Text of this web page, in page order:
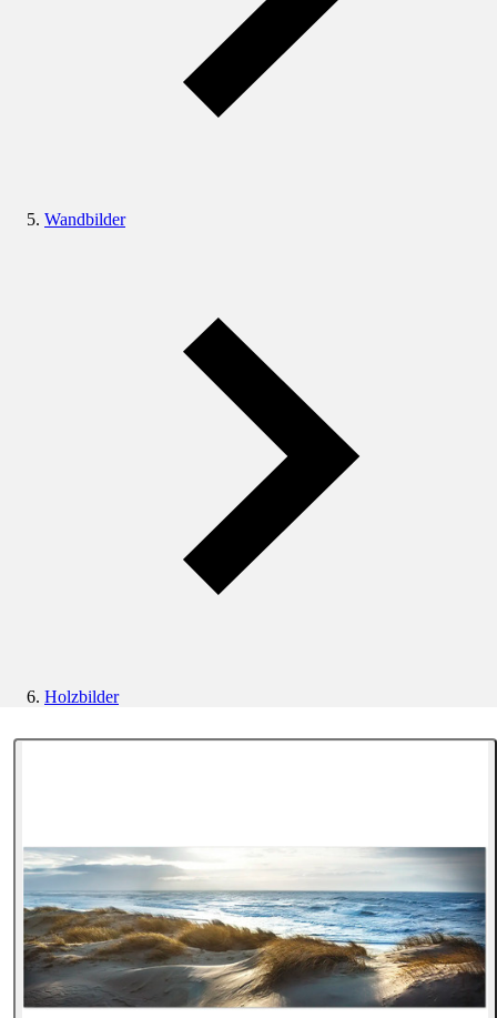
Wandbilder
Holzbilder